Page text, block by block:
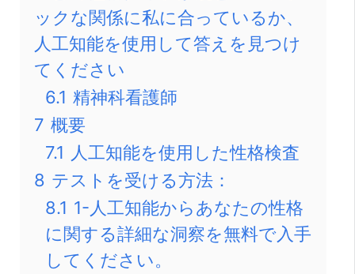
ックな関係に私に合っているか、
人工知能を使用して答えを見つけ
てください
6.1 精神科看護師
7 概要
7.1 人工知能を使用した性格検査
8 テストを受ける方法：
8.1 1-人工知能からあなたの性格
に関する詳細な洞察を無料で入手
してください。